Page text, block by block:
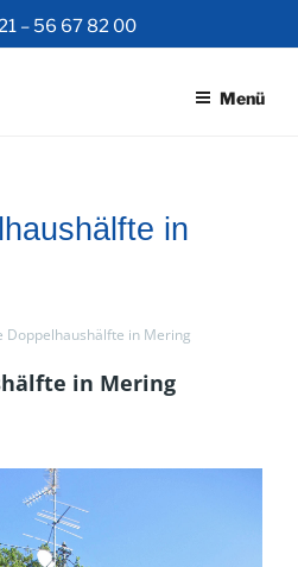
– 56 67 82 00
Menü
in
Doppelhaushälfte in Mering
in Mering